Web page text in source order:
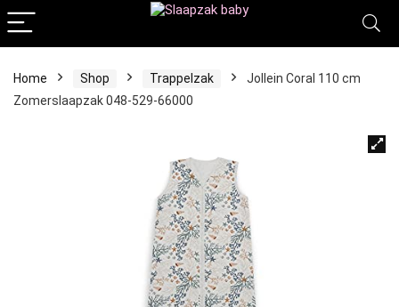
Home Shop Trappelzak
Jollein Coral 110 cm
Zomerslaapzak 048-529-66000